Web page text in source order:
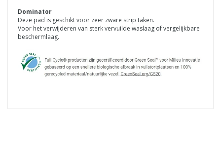
Dominator
Deze pad is geschikt voor zeer zware strip taken.
Voor het verwijderen van sterk vervuilde waslaag of vergelijkbare
beschermlaag.